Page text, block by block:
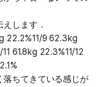
します．
22.2%11/9 62.3kg
61.8kg 22.3%11/12
落ちてきている感じが